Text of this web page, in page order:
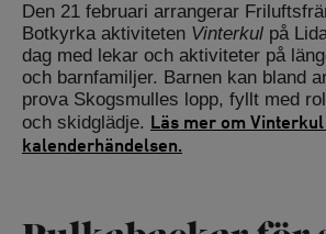
Den 21 februari arrangerar
Botkyrka aktiviteten Vinterkul på
dag med lekar och aktiviteter på
och barnfamiljer. Barnen kan bland
prova Skogsmulles lopp, fyllt med
och skidglädje. Läs mer om Vinterkul
kalenderhändelsen.